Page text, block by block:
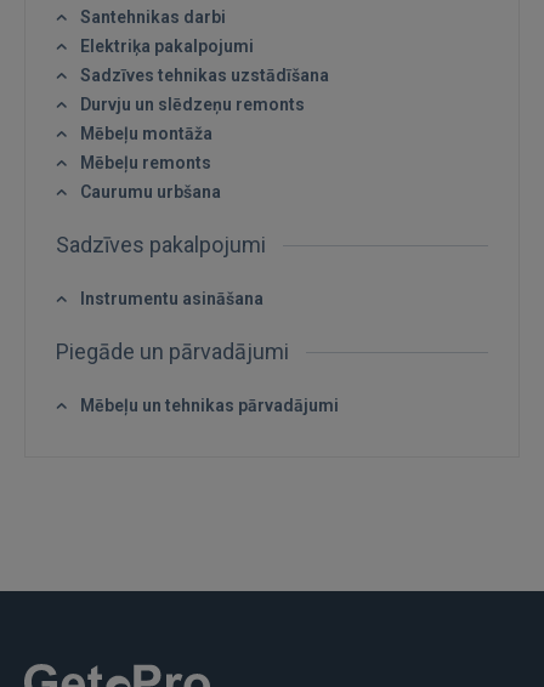
Aizmirsāt paroli?
 Sign in with Apple
Vēl neesat reģistrējies?
REĢISTRĀCIJA
Santehnikas darbi
Elektriķa pakalpojumi
Sadzīves tehnikas uzstādīšana
Durvju un slēdzeņu remonts
Mēbeļu montāža
Mēbeļu remonts
Caurumu urbšana
Sadzīves pakalpojumi
Instrumentu asināšana
Piegāde un pārvadājumi
Mēbeļu un tehnikas pārvadājumi